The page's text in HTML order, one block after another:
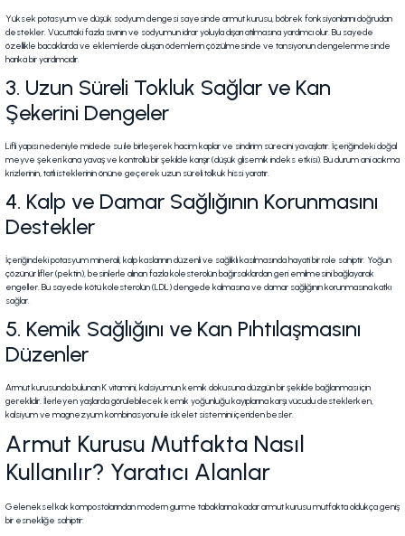
Yüksek potasyum ve düşük sodyum dengesi sayesinde armut kurusu, böbrek fonksiyonlarını doğrudan
destekler. Vücuttaki fazla sıvının ve sodyumun idrar yoluyla dışarı atılmasına yardımcı olur. Bu sayede
özellikle bacaklarda ve eklemlerde oluşan ödemlerin çözülmesinde ve tansiyonun dengelenmesinde
harika bir yardımcıdır.
3. Uzun Süreli Tokluk Sağlar ve Kan
Şekerini Dengeler
Lifli yapısı nedeniyle midede su ile birleşerek hacim kaplar ve sindirim sürecini yavaşlatır. İçeriğindeki doğal
meyve şekeri kana yavaş ve kontrollü bir şekilde karışır (düşük glisemik indeks etkisi). Bu durum ani acıkma
krizlerinin, tatlı isteklerinin önüne geçerek uzun süreli tolkuk hissi yaratır.
4. Kalp ve Damar Sağlığının Korunmasını
Destekler
İçeriğindeki potasyum minerali, kalp kaslarının düzenli ve sağlıklı kasılmasında hayati bir role sahiptir. Yoğun
çözünür lifler (pektin), besinlerle alınan fazla kolesterolün bağırsaklardan geri emilmesini bağlayarak
engeller. Bu sayede kötü kolesterolün (LDL) dengede kalmasına ve damar sağlığının korunmasına katkı
sağlar.
5. Kemik Sağlığını ve Kan Pıhtılaşmasını
Düzenler
Armut kurusunda bulunan K vitamini, kalsiyumun kemik dokusuna düzgün bir şekilde bağlanması için
gereklidir. İlerleyen yaşlarda görülebilecek kemik yoğunluğu kayıplarına karşı vücudu desteklerken,
kalsiyum ve magnezyum kombinasyonu ile iskelet sistemini içeriden besler.
Armut Kurusu Mutfakta Nasıl
Kullanılır? Yaratıcı Alanlar
Geleneksel kak kompostolarından modern gurme tabaklarına kadar armut kurusu mutfakta oldukça geniş
bir esnekliğe sahiptir: